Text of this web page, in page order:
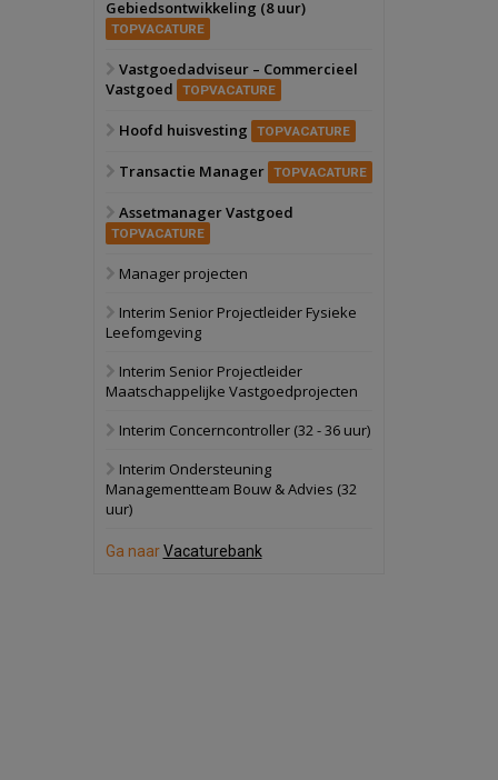
Zwanenburg
6 oktober 2026
Oranje
28 september 2026
bedrijventerrein
Bekijk
Schuinesloot
politiebureau
17 september 2026
Voormalig
Gebiedsontwikkeling (8 uur)
TOPVACATURE
Vastgoedadviseur – Commercieel
Vastgoed
TOPVACATURE
Hoofd huisvesting TOPVACATURE
Transactie Manager TOPVACATURE
Assetmanager Vastgoed
TOPVACATURE
Manager projecten
Interim Senior Projectleider Fysieke
Leefomgeving
Interim Senior Projectleider
Maatschappelijke Vastgoedprojecten
Interim Concerncontroller (32 - 36 uur)
Interim Ondersteuning
Managementteam Bouw & Advies (32
uur)
Ga naarVacaturebank